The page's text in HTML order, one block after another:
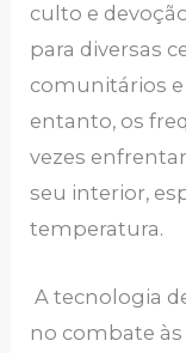
culto e
para diversas
comunitários e
entanto, os
vezes
seu interior,
temperatura.
A tecnologia
no combate